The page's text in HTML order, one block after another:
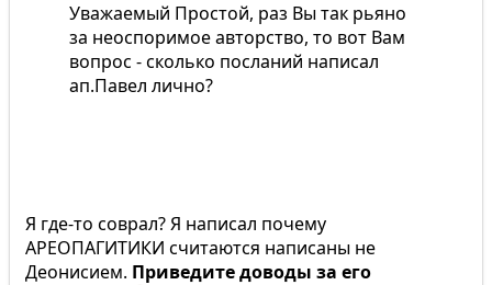
Уважаемый Простой, раз Вы так рьяно
за неоспоримое авторство, то вот Вам
вопрос - сколько посланий написал
ап.Павел лично?
Я где-то соврал? Я написал почему
АРЕОПАГИТИКИ считаются написаны не
Деонисием. Приведите доводы за его